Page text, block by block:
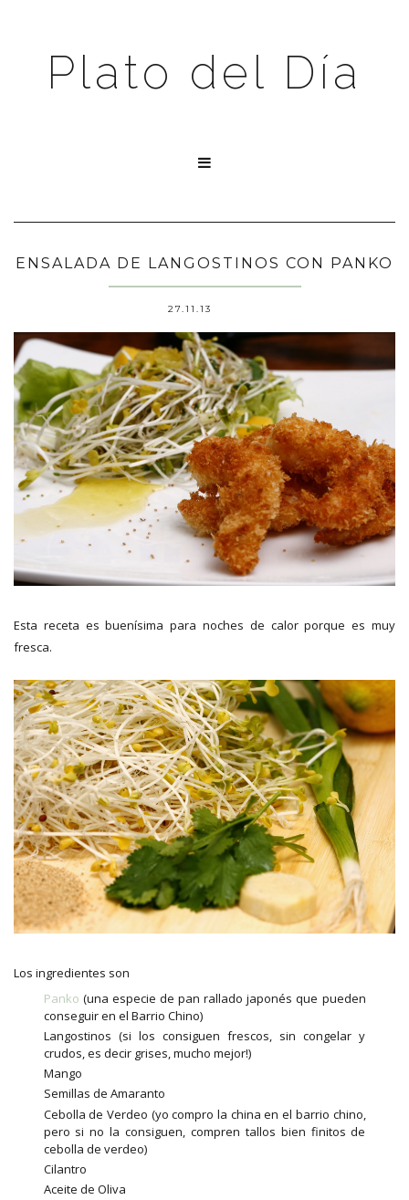
Plato del Día

ENSALADA DE LANGOSTINOS CON PANKO
27.11.13
Esta receta es buenísima para noches de calor porque es muy
fresca.
Los ingredientes son
Panko (una especie de pan rallado japonés que pueden
conseguir en el Barrio Chino)
Langostinos (si los consiguen frescos, sin congelar y
crudos, es decir grises, mucho mejor!)
Mango
Semillas de Amaranto
Cebolla de Verdeo (yo compro la china en el barrio chino,
pero si no la consiguen, compren tallos bien finitos de
cebolla de verdeo)
Cilantro
Aceite de Oliva